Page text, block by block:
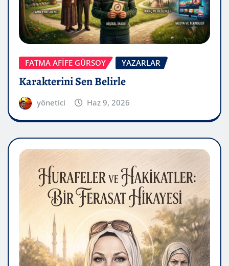
FATMA AFİFE GÜRSOY YAZARLAR
Karakterini Sen Belirle
yönetici Haz 9, 2026